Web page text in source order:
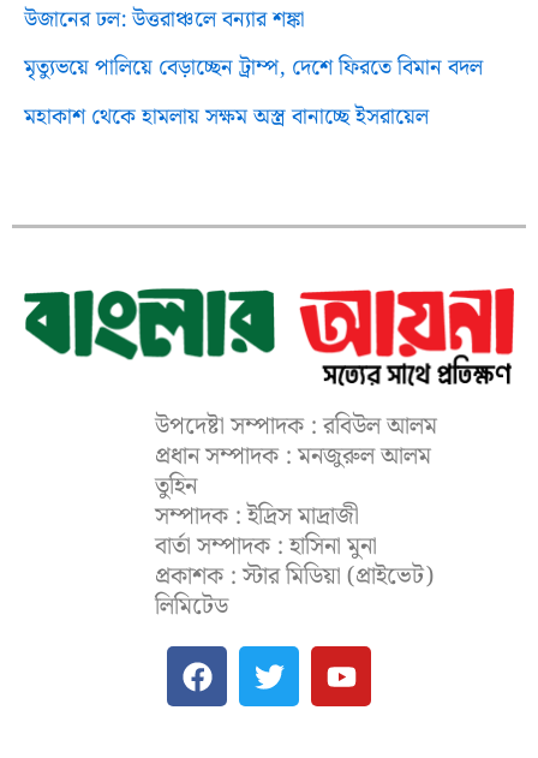
উজানের ঢল: উত্তরাঞ্চলে বন্যার শঙ্কা
মৃত্যুভয়ে পালিয়ে বেড়াচ্ছেন ট্রাম্প, দেশে ফিরতে বিমান বদল
মহাকাশ থেকে হামলায় সক্ষম অস্ত্র বানাচ্ছে ইসরায়েল
উপদেষ্টা সম্পাদক : রবিউল আলম
প্রধান সম্পাদক : মনজুরুল আলম
তুহিন
সম্পাদক : ইদ্রিস মাদ্রাজী
বার্তা সম্পাদক : হাসিনা মুনা
প্রকাশক : স্টার মিডিয়া (প্রাইভেট)
লিমিটেড
F
a
c
T
w
i
Y
o
u